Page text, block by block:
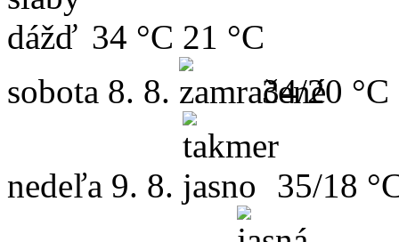
34 °C 21 °C
sobota 8. 8. 34/20 °C
nedeľa 9. 8. 35/18